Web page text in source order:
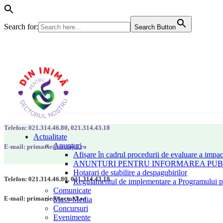
Search for: Search Button
Actualitate
Anunțuri
Afișare în cadrul procedurii de evaluare a
ANUNȚURI PENTRU INFORMAREA
Hotarari de stabilire a despagubirilor
Regulamentul de implementare a Programului
Comunicate
Mass-Media
Concursuri
Evenimente
Telefon: 021.314.46.80, 021.314.43.18
E-mail: primarie@sector5.ro
Telefon: 021.314.46.80, 021.314.43.18
E-mail: primarie@sector5.ro